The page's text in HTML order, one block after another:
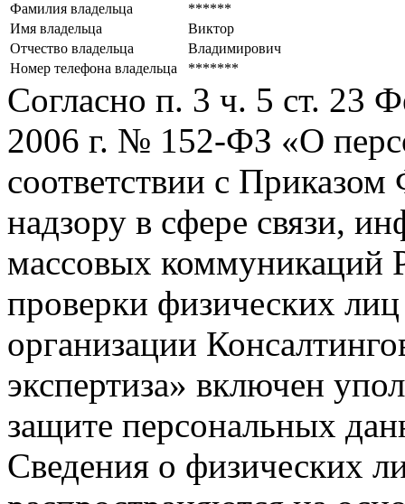
Фамилия владельца
******
Имя владельца
Виктор
Отчество владельца
Владимирович
Номер телефона владельца
*******
Согласно п. 3 ч. 5 ст. 23
2006 г. № 152-ФЗ «О
соответствии с
надзору в сфере связи,
массовых коммуникаций
проверки физических
организации
экспертиза» включен
защите персональных
Сведения о физических